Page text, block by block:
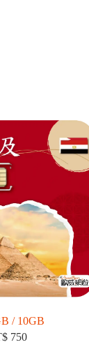
/ 10GB
750價